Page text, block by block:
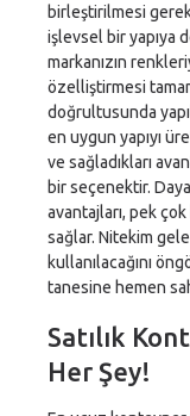
birleştirilmesi
işlevsel bir yapıya
markanızın
özelliştirmesi
doğrultusunda
en uygun yapıyı
ve sağladıkları
bir seçenektir.
avantajları, pek çok
sağlar. Nitekim
kullanılacağını
tanesine hemen
Satılık
Her Şey!